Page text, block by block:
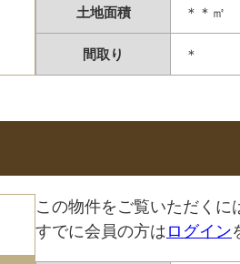
土地面積 ＊＊㎡
間取り ＊
この物件をご覧いただくに
すでに会員の方はログイン